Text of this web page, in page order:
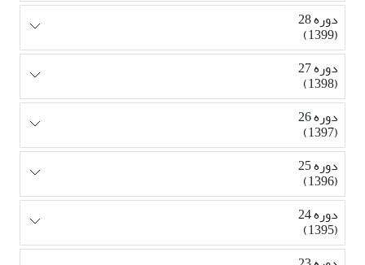
دوره 28
(1399)
دوره 27
(1398)
دوره 26
(1397)
دوره 25
(1396)
دوره 24
(1395)